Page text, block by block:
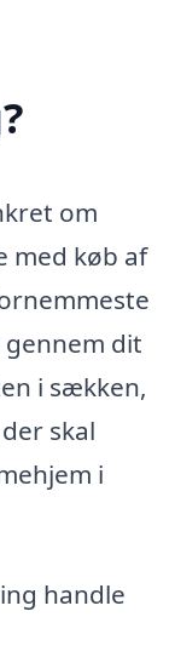
om
med køb af
dit
i sækken,
skal
i
handle